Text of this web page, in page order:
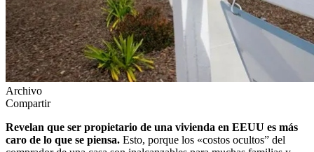
Archivo
Compartir
Revelan que ser propietario de una vivienda en EEUU es más
caro de lo que se piensa. Esto, porque los «costos ocultos” del